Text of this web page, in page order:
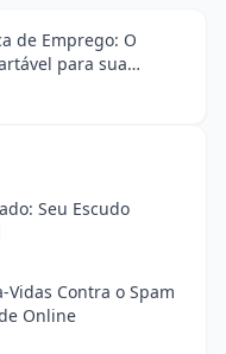
de Emprego: O
para sua
Seu Escudo
Vidas Contra o Spam
Online